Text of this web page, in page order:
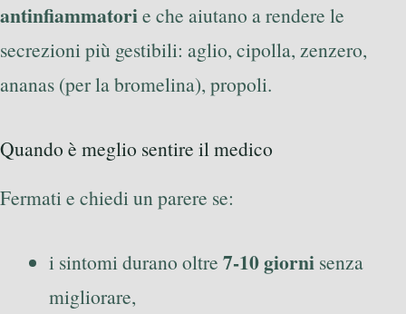
antinfiammatorie che aiutano a rendere le
secrezioni più gestibili: aglio, cipolla, zenzero,
ananas (per la bromelina), propoli.
Quando è meglio sentire il medico
Fermati e chiedi un parere se:
i sintomi durano oltre 7-10 giorni senza
migliorare,